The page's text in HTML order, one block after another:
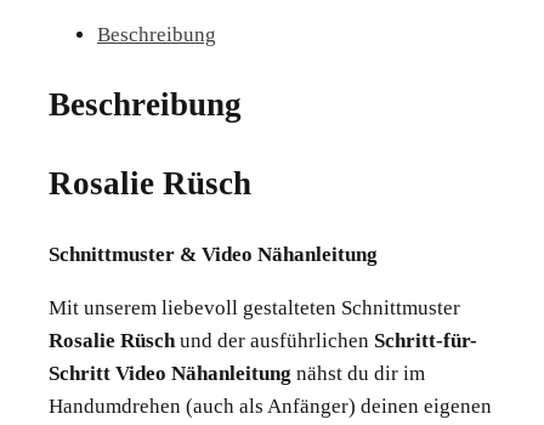
Beschreibung
Beschreibung
Rosalie Rüsch
Schnittmuster & Video Nähanleitung
Mit unserem liebevoll gestalteten Schnittmuster
Rosalie Rüsch und der ausführlichen Schritt-für-
Schritt Video Nähanleitung nähst du dir im
Handumdrehen (auch als Anfänger) deinen eigenen